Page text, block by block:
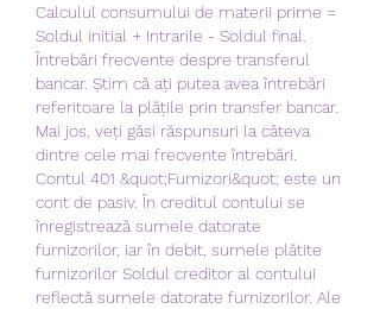
Calculul consumului de materii prime =
Soldul initial + Intrarile - Soldul final.
Întrebări frecvente despre transferul
bancar. Știm că ați putea avea întrebări
referitoare la plățile prin transfer bancar.
Mai jos, veți găsi răspunsuri la câteva
dintre cele mai frecvente întrebări.
Contul 401 &quot;Furnizori&quot; este un
cont de pasiv. În creditul contului se
înregistrează sumele datorate
furnizorilor, iar în debit, sumele plătite
furnizorilor Soldul creditor al contului
reflectă sumele datorate furnizorilor. Ale